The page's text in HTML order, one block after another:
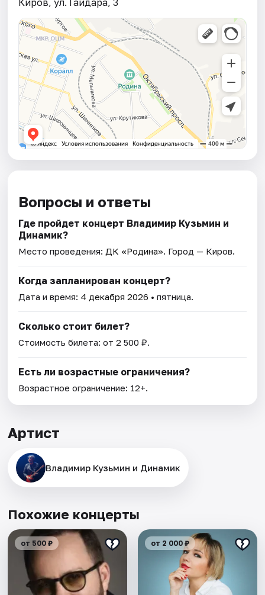
Киров, ул. Гайдара, 3
Вопросы и ответы
Где пройдет концерт Владимир Кузьмин и
Динамик?
Место проведения: ДК «Родина». Город — Киров.
Когда запланирован концерт?
Дата и время: 4 декабря 2026 • пятница.
Сколько стоит билет?
Стоимость билета: от 2 500 ₽.
Есть ли возрастные ограничения?
Возрастное ограничение: 12+.
Артист
Владимир Кузьмин и Динамик
Похожие концерты
от 500 ₽ от 2 000 ₽